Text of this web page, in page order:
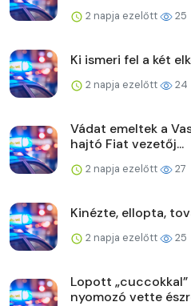
2 napja ezelőtt 25
Ki ismeri fel a két
2 napja ezelőtt 24
Vádat emeltek a
hajtó Fiat vezetőj...
2 napja ezelőtt 27
Kinézte, ellopta,
2 napja ezelőtt 25
Lopott
nyomozó vette